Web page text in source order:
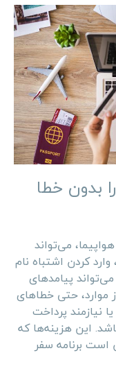
بدون خطا
می‌تواند
کردن اشتباه نام
پیامدهای
موارد، حتی خطاهای
نیازمند پرداخت
این هزینه‌ها که
برنامه سفر